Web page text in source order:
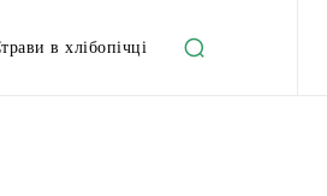
в хлібопічці